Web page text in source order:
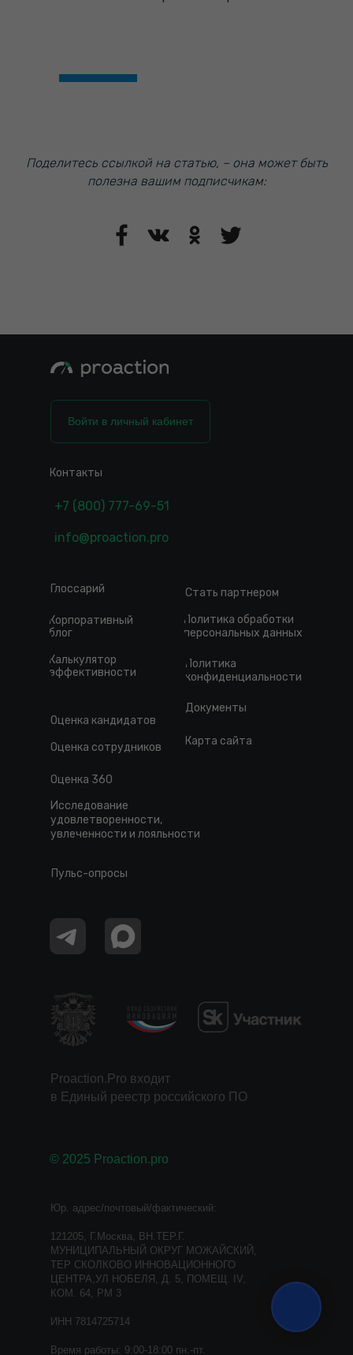
Поделитесь ссылкой на статью, – она может быть
полезна вашим подписчикам:
© 2025 Proaction.pro
Войти в личный кабинет
Оценка кандидатов
Политика
конфиденциальности
Документы
Карта сайта
Оценка сотрудников
Стать партнером
Оценка 360
Исследование
удовлетворенности,
увлеченности и лояльности
Пульс-опросы
Корпоративный
блог
Калькулятор
эффективности
+7 (800) 777-69-51
info@proaction.pro
Политика обработки
персональных данных
Proaction.Pro входит
в Единый реестр российского ПО
Юр. адрес/почтовый/фактический:
121205, Г.Москва, ВН.ТЕР.Г.
МУНИЦИПАЛЬНЫЙ ОКРУГ МОЖАЙСКИЙ,
ТЕР СКОЛКОВО ИННОВАЦИОННОГО
ЦЕНТРА,УЛ НОБЕЛЯ, Д. 5, ПОМЕЩ. IV,
КОМ. 64, РМ 3
ИНН 7814725714
Время работы: 9:00-18:00 пн.-пт.
Глоссарий
Контакты